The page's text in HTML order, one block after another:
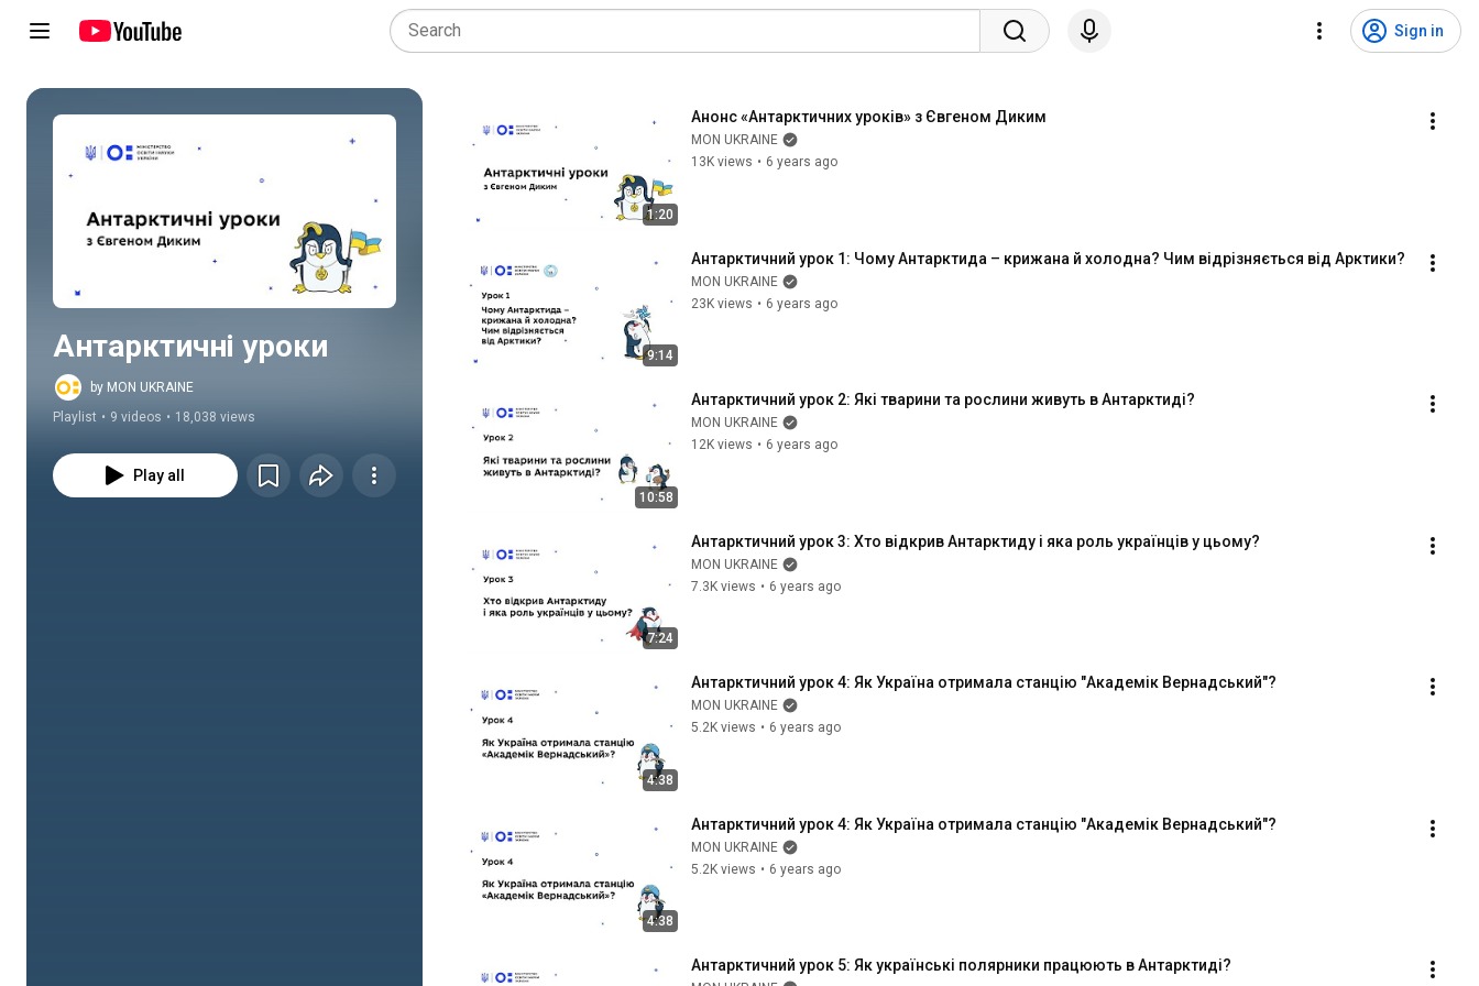
Sign in
Play all
Антарктичні уроки
by MON UKRAINE
Playlist • 9 videos • 18,038 views
Play all
1:20
Анонс «Антарктичних уроків» з Євгеном Диким
MON UKRAINE
13K views • 6 years ago
9:14
Антарктичний урок 1: Чому Антарктида – крижана й холодна? Чим відрізняється від Арктики?
MON UKRAINE
23K views • 6 years ago
10:58
Антарктичний урок 2: Які тварини та рослини живуть в Антарктиді?
MON UKRAINE
12K views • 6 years ago
7:24
Антарктичний урок 3: Хто відкрив Антарктиду і яка роль українців у цьому?
MON UKRAINE
7.3K views • 6 years ago
4:38
Антарктичний урок 4: Як Україна отримала станцію "Академік Вернадський"?
MON UKRAINE
5.2K views • 6 years ago
4:38
Антарктичний урок 4: Як Україна отримала станцію "Академік Вернадський"?
MON UKRAINE
5.2K views • 6 years ago
Антарктичний урок 5: Як українські полярники працюють в Антарктиді?